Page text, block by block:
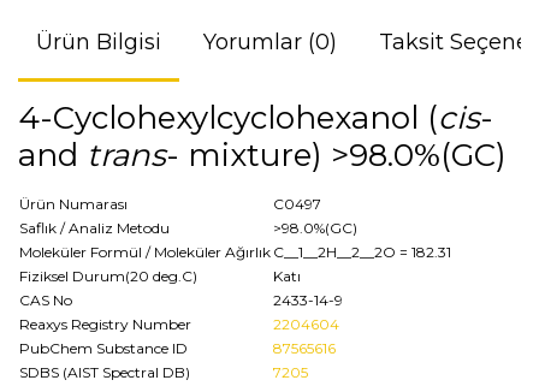
Ürün Bilgisi Yorumlar (0) Taksit
4-Cyclohexylcyclohexanol (cis-
and trans- mixture) >98.0%(GC)
Ürün Numarası
C0497
Saflık / Analiz Metodu
>98.0%(GC)
Moleküler Formül / Moleküler Ağırlık C__1__2H__2__2O = 182.31
Fiziksel Durum(20 deg.C)
Katı
CAS No
2433-14-9
Reaxys Registry Number
2204604
PubChem Substance ID
87565616
SDBS (AIST Spectral DB)
7205